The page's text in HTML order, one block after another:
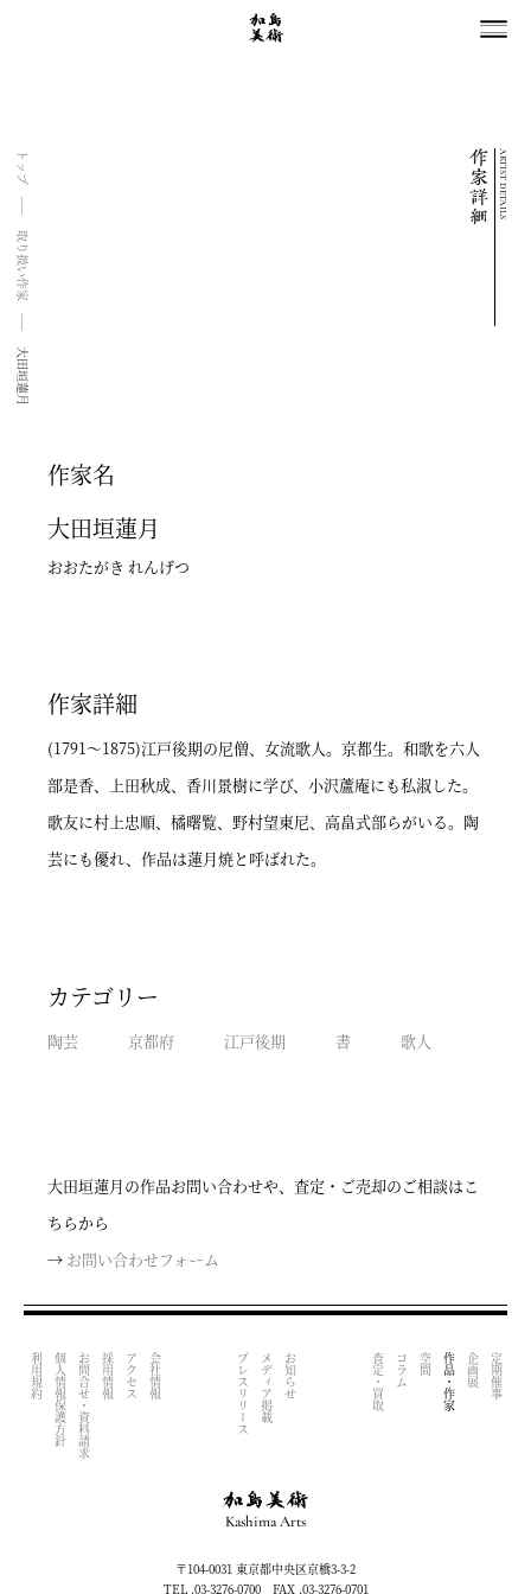
トップ
取り扱い作家
大田垣蓮月
ARTIST DETAILS
作家名
大田垣蓮月
おおたがき れんげつ
作家詳細
(1791～1875)江戸後期の尼僧、女流歌人。京都生。和歌を六人
部是香、上田秋成、香川景樹に学び、小沢蘆庵にも私淑した。
歌友に村上忠順、橘曙覧、野村望東尼、高畠式部らがいる。陶
芸にも優れ、作品は蓮月焼と呼ばれた。
カテゴリー
陶芸 京都府 江戸後期 書 歌人
大田垣蓮月の作品お問い合わせや、査定・ご売却のご相談はこ
ちらから
→ お問い合わせフォーム
定期催事
企画展
作品・作家
空間
コラム
査定・買取
お知らせ
メディア掲載
プレスリリース
会社情報
アクセス
採用情報
お問合せ・資料請求
個人情報保護方針
利用規約
Kashima Arts
〒104-0031 東京都中央区京橋3-3-2
TEL .03-3276-0700 FAX .03-3276-0701